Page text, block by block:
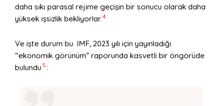
daha sıkı parasal rejime geçişin bir sonucu olarak daha
yüksek işsizlik bekliyorlar. 4
Ve işte durum bu. IMF, 2023 yılı için yayınladığı
“ekonomik görünüm” raporunda kasvetli bir öngörüde
bulundu 5 :